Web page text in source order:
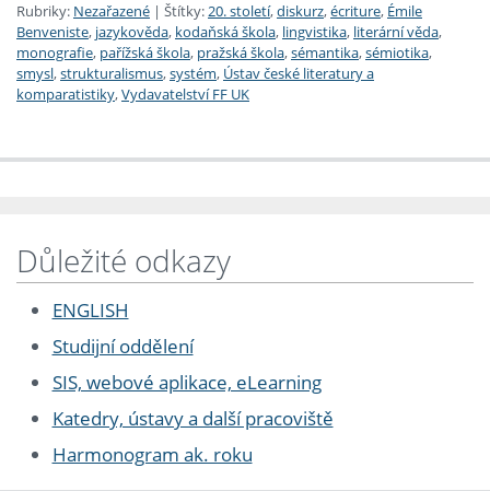
Rubriky: Nezařazené | Štítky:20. století,diskurz,écriture, Émile
Benveniste, jazykověda, kodaňská škola, lingvistika, literární věda,
monografie, pařížská škola, pražská škola,sémantika,sémiotika,
smysl,strukturalismus,systém, Ústav české literatury a
komparatistiky,Vydavatelství FF UK
Důležité odkazy
ENGLISH
Studijní oddělení
SIS, webové aplikace, eLearning
Katedry, ústavy a další pracoviště
Harmonogram ak. roku